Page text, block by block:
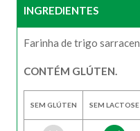
INGREDIENTES
Farinha de trigo
CONTÉM GLÚTEN.
SEM GLÚTEN SEM LACTOSE